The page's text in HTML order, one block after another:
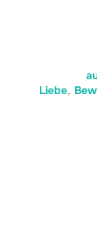
Liebe,